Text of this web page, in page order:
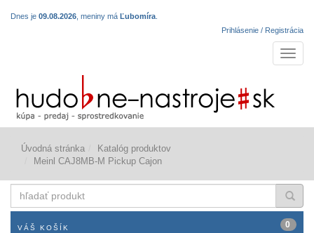
Dnes je 09.08.2026 , meniny má Ľubomíra
Prihlásenie / Registrácia
Úvodná stránka
Katalóg produktov
Meinl CAJ8MB-M Pickup Cajon
produkt
VÁŠ KOŠÍK 0